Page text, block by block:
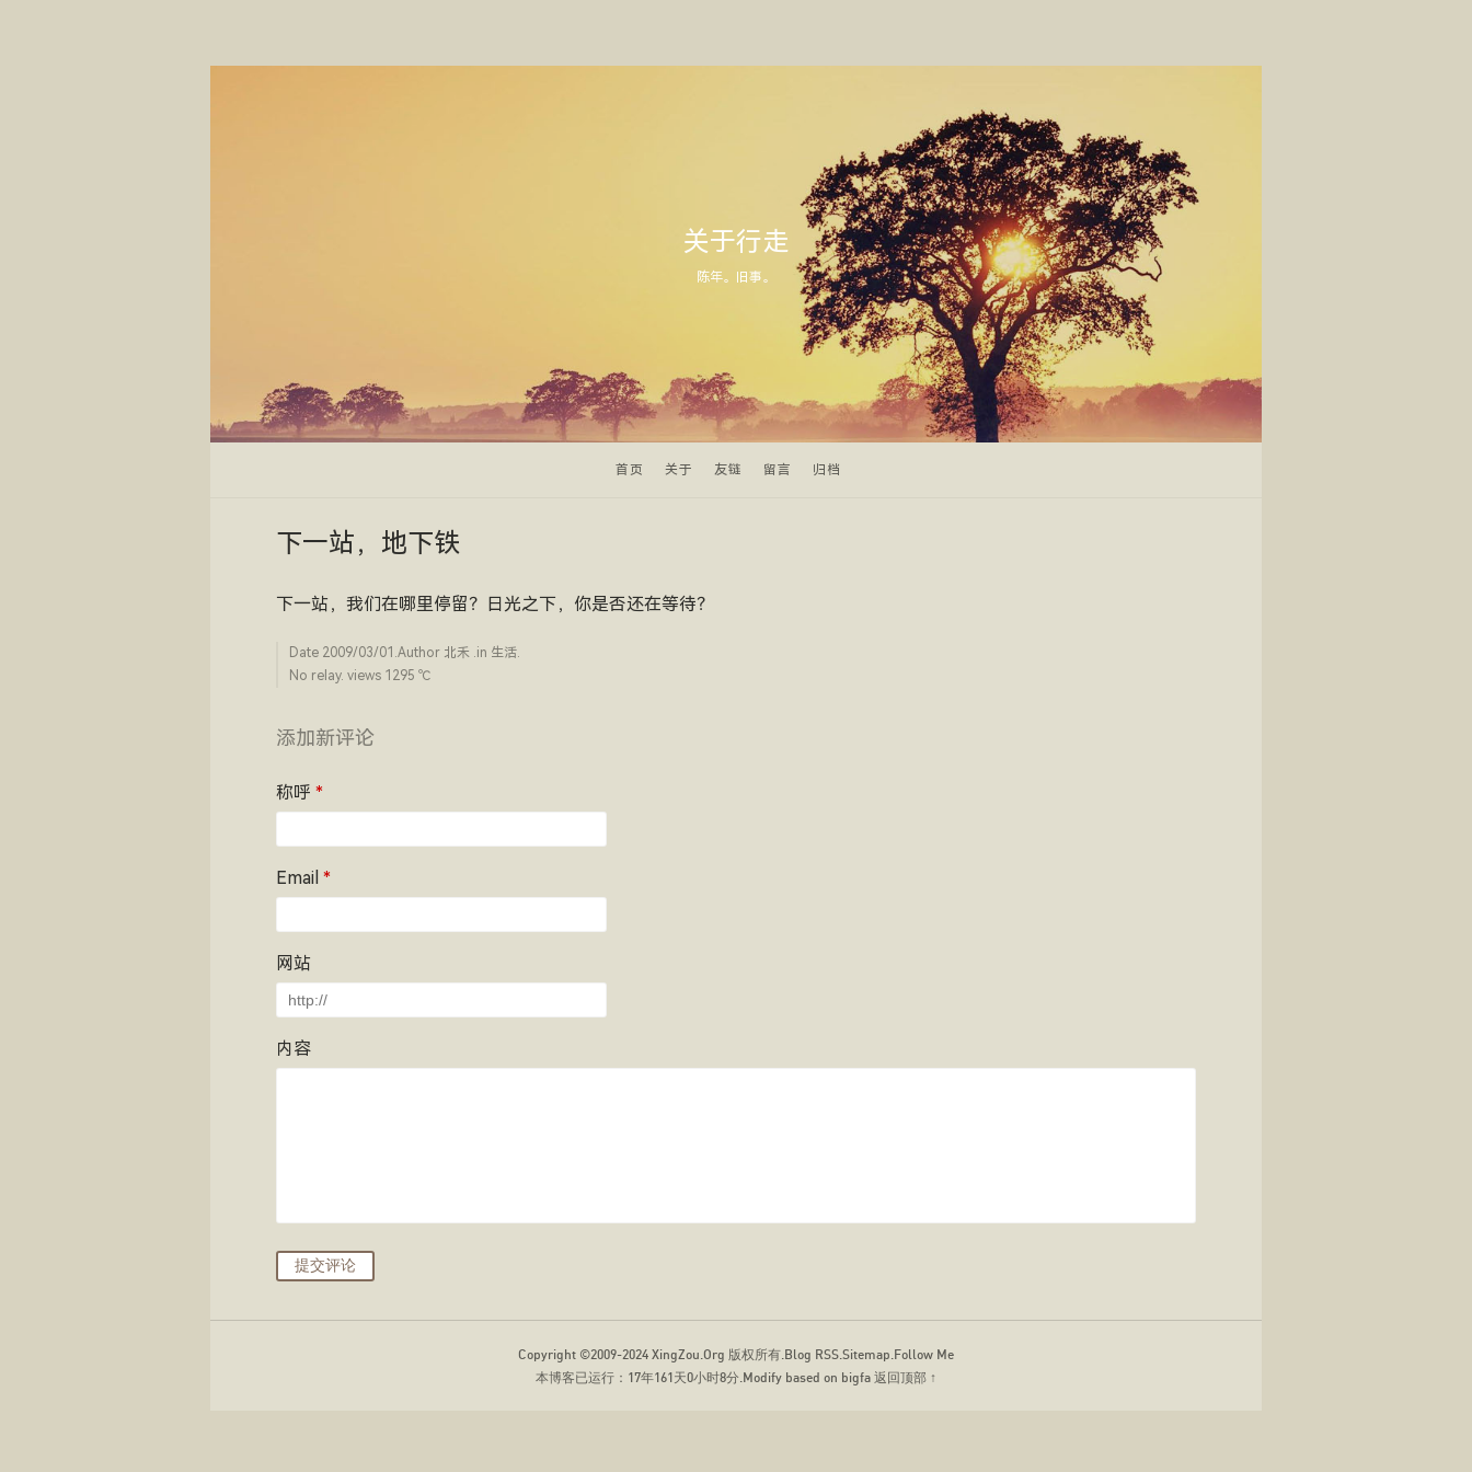
关于行走
陈年。旧事。
首页 关于 友链 留言 归档
下一站，地下铁
下一站，我们在哪里停留？日光之下，你是否还在等待？
Date 2009/03/01 .Author 北禾 .in 生活.
No relay. views 1295 ­℃
添加新评论
称呼 *
Email *
网站
内容
提交评论
Copyright ©2009-2024 XingZou.Org 版权所有.Blog RSS.Sitemap.Follow Me
本博客已运行： 17年161天0小时8分.Modify based on bigfa 返回顶部 ↑